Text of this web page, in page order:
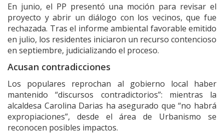
En junio, el PP presentó una moción para revisar el
proyecto y abrir un diálogo con los vecinos, que fue
rechazada. Tras el informe ambiental favorable emitido
en julio, los residentes iniciaron un recurso contencioso
en septiembre, judicializando el proceso.
Acusan contradicciones
Los populares reprochan al gobierno local haber
mantenido “discursos contradictorios”: mientras la
alcaldesa Carolina Darias ha asegurado que “no habrá
expropiaciones”, desde el área de Urbanismo se
reconocen posibles impactos.